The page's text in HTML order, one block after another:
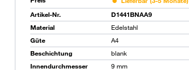
Artikel-Nr.
D1441BNAA9
Material
Edelstahl
Güte
A4
Beschichtung
blank
Innendurchmesser
9 mm